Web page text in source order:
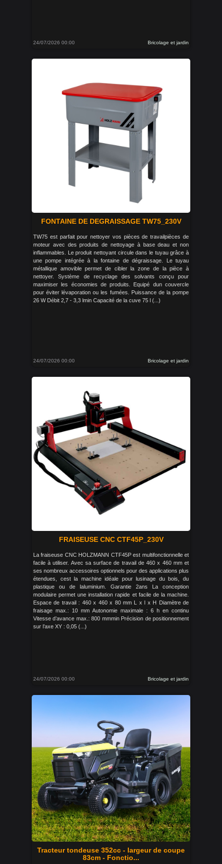
24/07/2026 00:00 Bricolage et jardin
FONTAINE DE DEGRAISSAGE TW75_230V
TW75 est parfait pour nettoyer vos pièces de travailpièces de
moteur avec des produits de nettoyage à base deau et non
inflammables. Le produit nettoyant circule dans le tuyau grâce à
une pompe intégrée à la fontaine de dégraissage. Le tuyau
métallique amovible permet de cibler la zone de la pièce à
nettoyer. Système de recyclage des solvants conçu pour
maximiser les économies de produits. Equipé dun couvercle
pour éviter lévaporation ou les fumées. Puissance de la pompe
26 W Débit 2,7 - 3,3 lmin Capacité de la cuve 75 l (...)
24/07/2026 00:00 Bricolage et jardin
FRAISEUSE CNC CTF45P_230V
La fraiseuse CNC HOLZMANN CTF45P est multifonctionnelle et
facile à utiliser. Avec sa surface de travail de 460 x 460 mm et
ses nombreux accessoires optionnels pour des applications plus
étendues, cest la machine idéale pour lusinage du bois, du
plastique ou de laluminium. Garantie 2ans La conception
modulaire permet une installation rapide et facile de la machine.
Espace de travail : 460 x 460 x 80 mm L x l x H Diamètre de
fraisage max.: 10 mm Autonomie maximale : 6 h en continu
Vitesse d’avance max.: 800 mmmin Précision de positionnement
sur l’axe XY : 0,05 (...)
24/07/2026 00:00 Bricolage et jardin
Tracteur tondeuse 352cc - largeur de coupe
83cm - Fonctio...